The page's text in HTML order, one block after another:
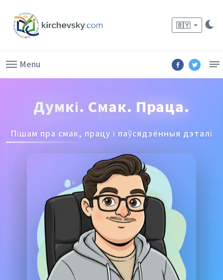
🇧🇾
Menu
Думкі. Смак. Праца.
Пішам пра смак, працу і паўсядзённыя дэталі